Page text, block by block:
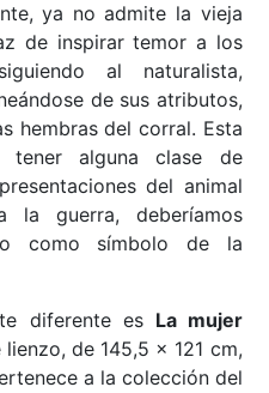
ya no admite la vieja
de inspirar temor a los
al naturalista,
de sus atributos,
hembras del corral. Esta
tener alguna clase de
del animal
guerra, deberíamos
como símbolo de la
diferente es La mujer
de 145,5 x 121 cm,
a la colección del